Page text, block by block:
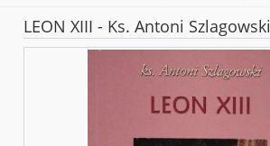
LEON XIII - Ks. Antoni Szlagowski